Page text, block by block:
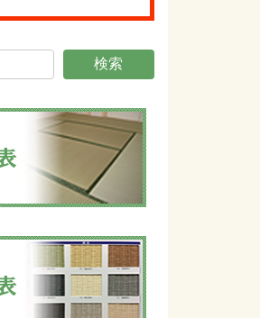
検索